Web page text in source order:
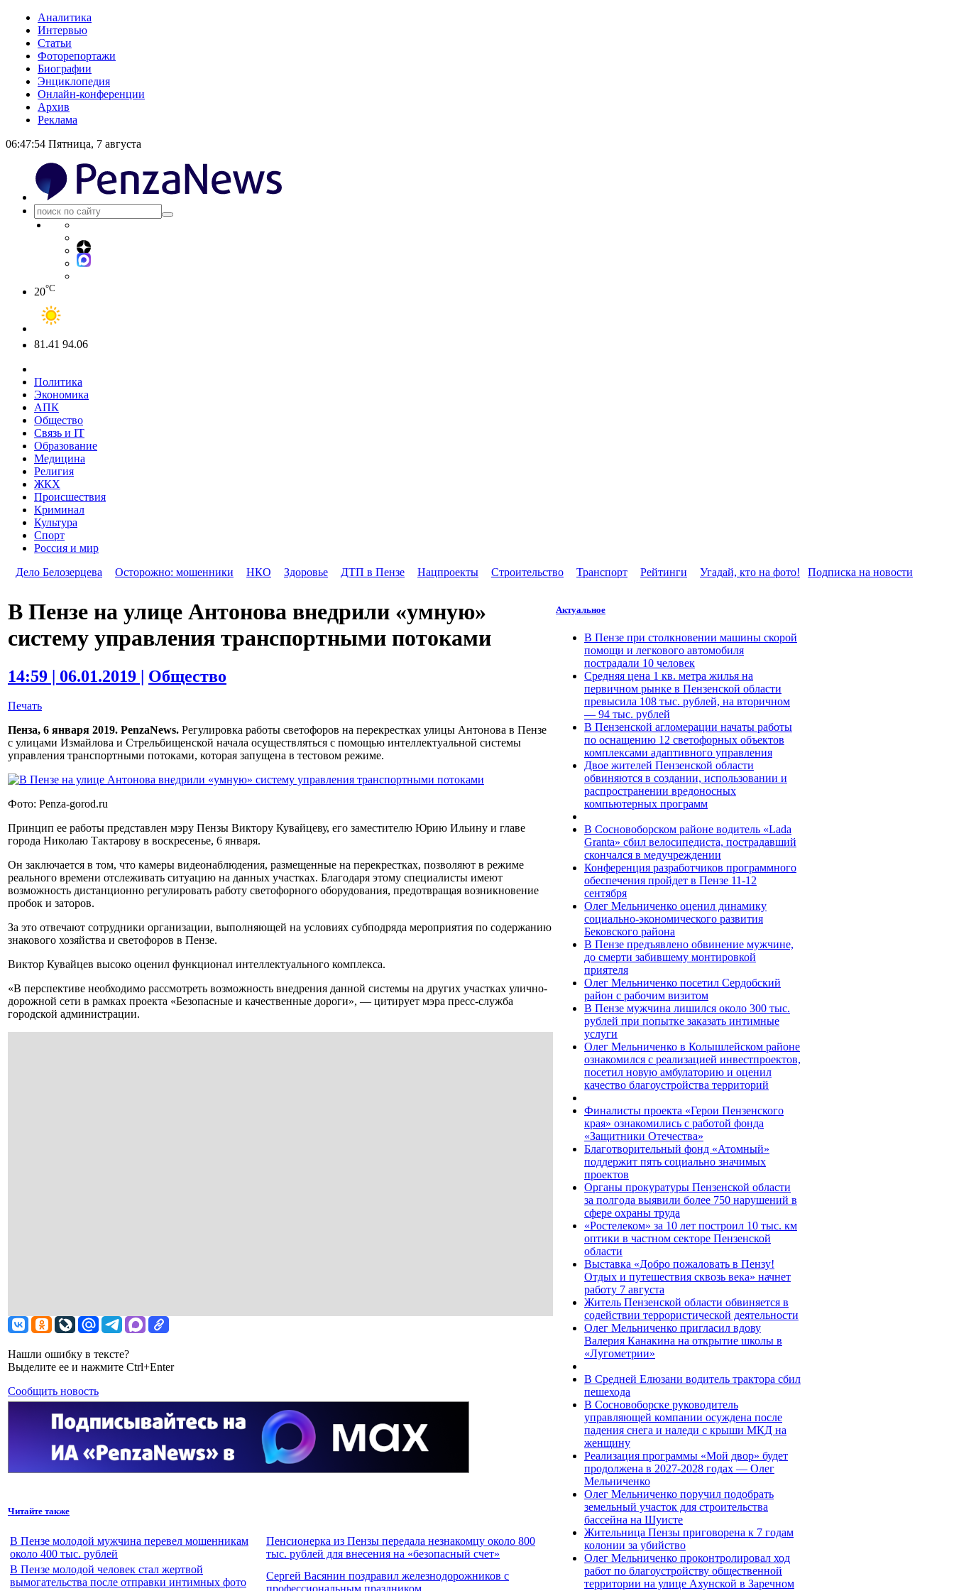
Аналитика
Интервью
Статьи
Фоторепортажи
Биографии
Энциклопедия
Онлайн-конференции
Архив
Реклама
06:47:54 Пятница, 7 августа
20°C
81.41 94.06
Политика
Экономика
АПК
Общество
Связь и IT
Образование
Медицина
Религия
ЖКХ
Происшествия
Криминал
Культура
Спорт
Россия и мир
Дело Белозерцева
Осторожно: мошенники НКО Здоровье ДТП в Пензе Нацпроекты Строительство Транспорт Рейтинги Угадай, кто на фото! Подписка на новости
В Пензе на улице Антонова внедрили «умную»
систему управления транспортными потоками
14:59 | 06.01.2019 | Общество
Печать
Пенза, 6 января 2019. PenzaNews. Регулировка работы светофоров на перекрестках улицы Антонова в Пензе
с улицами Измайлова и Стрельбищенской начала осуществляться с помощью интеллектуальной системы
управления транспортными потоками, которая запущена в тестовом режиме.
Фото: Penza-gorod.ru
Принцип ее работы представлен мэру Пензы Виктору Кувайцеву, его заместителю Юрию Ильину и главе
города Николаю Тактарову в воскресенье, 6 января.
Он заключается в том, что камеры видеонаблюдения, размещенные на перекрестках, позволяют в режиме
реального времени отслеживать ситуацию на данных участках. Благодаря этому специалисты имеют
возможность дистанционно регулировать работу светофорного оборудования, предотвращая возникновение
пробок и заторов.
За это отвечают сотрудники организации, выполняющей на условиях субподряда мероприятия по содержанию
знакового хозяйства и светофоров в Пензе.
Виктор Кувайцев высоко оценил функционал интеллектуального комплекса.
«В перспективе необходимо рассмотреть возможность внедрения данной системы на других участках улично-
дорожной сети в рамках проекта «Безопасные и качественные дороги», — цитирует мэра пресс-служба
городской администрации.
Нашли ошибку в тексте?
Выделите ее и нажмите Ctrl+Enter
Сообщить новость
Читайте также
В Пензе молодой мужчина перевел мошенникам
около 400 тыс. рублей
Пенсионерка из Пензы передала незнакомцу около 800
тыс. рублей для внесения на «безопасный счет»
В Пензе молодой человек стал жертвой
вымогательства после отправки интимных фото
Сергей Васянин поздравил железнодорожников с
профессиональным праздником
Актуальное
В Пензе при столкновении машины скорой
помощи и легкового автомобиля
пострадали 10 человек
Средняя цена 1 кв. метра жилья на
первичном рынке в Пензенской области
превысила 108 тыс. рублей, на вторичном
— 94 тыс. рублей
В Пензенской агломерации начаты работы
по оснащению 12 светофорных объектов
комплексами адаптивного управления
Двое жителей Пензенской области
обвиняются в создании, использовании и
распространении вредоносных
компьютерных программ
В Сосновоборском районе водитель «Lada
Granta» сбил велосипедиста, пострадавший
скончался в медучреждении
Конференция разработчиков программного
обеспечения пройдет в Пензе 11-12
сентября
Олег Мельниченко оценил динамику
социально-экономического развития
Бековского района
В Пензе предъявлено обвинение мужчине,
до смерти забившему монтировкой
приятеля
Олег Мельниченко посетил Сердобский
район с рабочим визитом
В Пензе мужчина лишился около 300 тыс.
рублей при попытке заказать интимные
услуги
Олег Мельниченко в Колышлейском районе
ознакомился с реализацией инвестпроектов,
посетил новую амбулаторию и оценил
качество благоустройства территорий
Финалисты проекта «Герои Пензенского
края» ознакомились с работой фонда
«Защитники Отечества»
Благотворительный фонд «Атомный»
поддержит пять социально значимых
проектов
Органы прокуратуры Пензенской области
за полгода выявили более 750 нарушений в
сфере охраны труда
«Ростелеком» за 10 лет построил 10 тыс. км
оптики в частном секторе Пензенской
области
Выставка «Добро пожаловать в Пензу!
Отдых и путешествия сквозь века» начнет
работу 7 августа
Житель Пензенской области обвиняется в
содействии террористической деятельности
Олег Мельниченко пригласил вдову
Валерия Канакина на открытие школы в
«Лугометрии»
В Средней Елюзани водитель трактора сбил
пешехода
В Сосновоборске руководитель
управляющей компании осуждена после
падения снега и наледи с крыши МКД на
женщину
Реализация программы «Мой двор» будет
продолжена в 2027-2028 годах — Олег
Мельниченко
Олег Мельниченко поручил подобрать
земельный участок для строительства
бассейна на Шуисте
Жительница Пензы приговорена к 7 годам
колонии за убийство
Олег Мельниченко проконтролировал ход
работ по благоустройству общественной
территории на улице Ахунской в Заречном